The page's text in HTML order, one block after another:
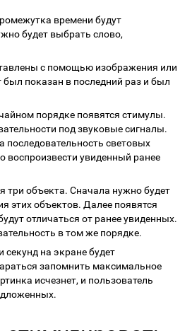
времени будут
будет выбрать слово,
с помощью изображения или
показан в последний раз и был
порядке появятся стимулы.
под звуковые сигналы.
последовательность световых
воспроизвести увиденный ранее
три объекта. Сначала нужно будет
этих объектов. Далее появятся
отличаться от ранее увиденных.
в том же порядке.
секунд на экране будет
запомнить максимальное
исчезнет, и пользователь